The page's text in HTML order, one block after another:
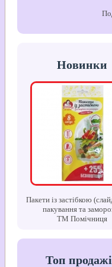
Новинки
Пакети із застібкою
пакування та
ТМ Помічниця
Топ